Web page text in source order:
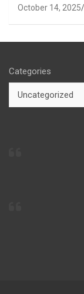
October 14, 2025
Categories